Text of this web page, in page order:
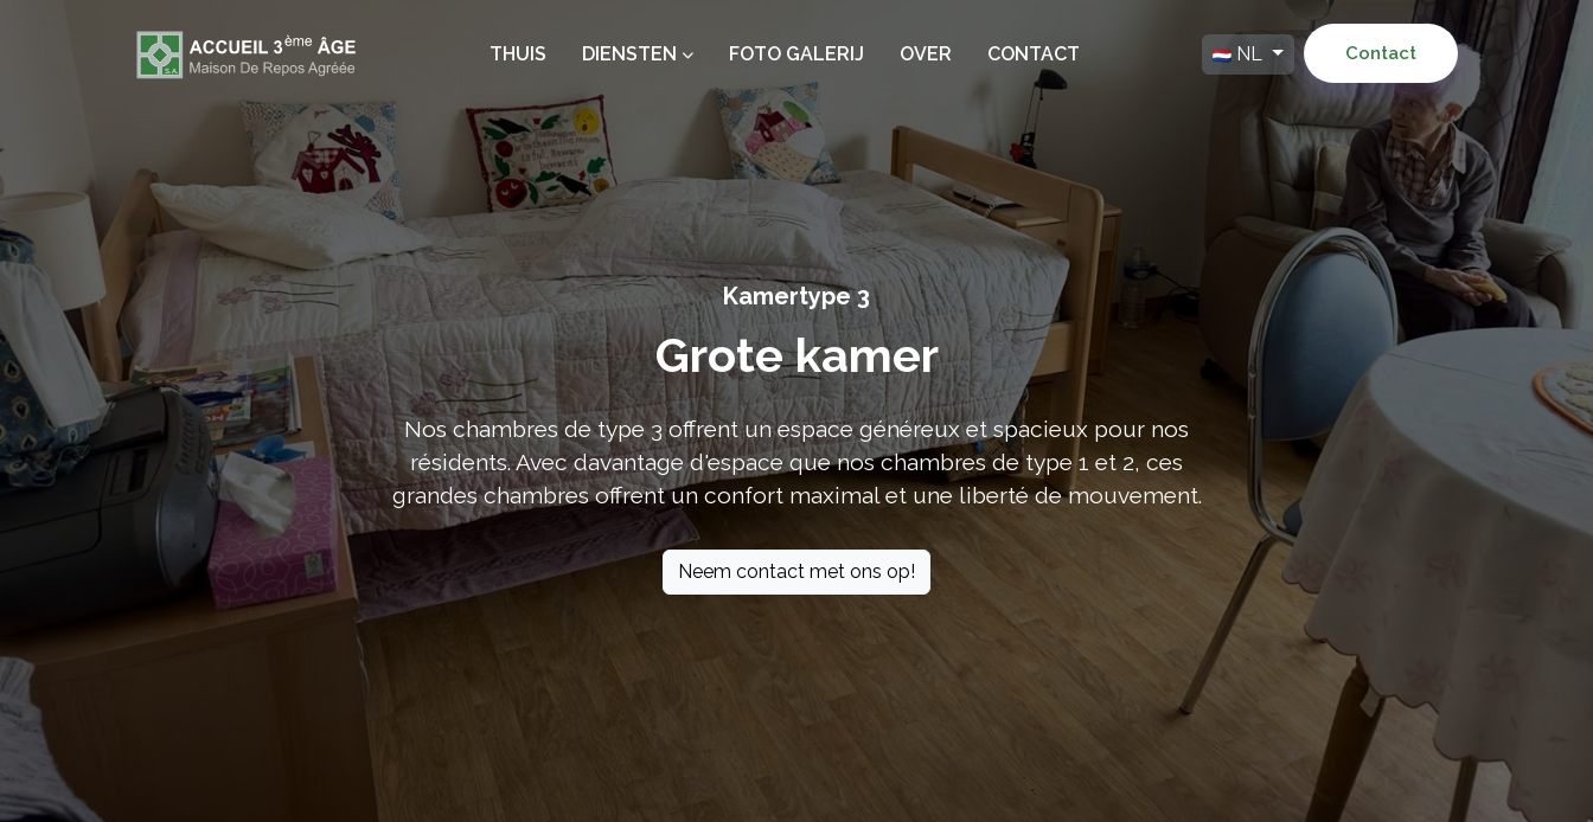
THUIS DIENSTEN FOTO GALERIJ OVER CONTACT NL Contact
Kamertype 3
Grote kamer
Nos chambres de type 3 offrent un espace généreux et spacieux pour nos
résidents. Avec davantage d'espace que nos chambres de type 1 et 2, ces
grandes chambres offrent un confort maximal et une liberté de mouvement.
Neem contact met ons op!